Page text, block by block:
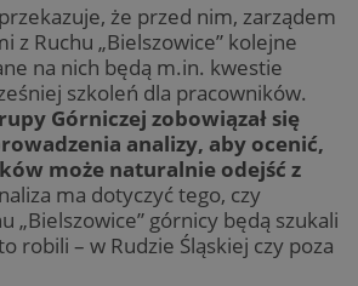
że przed nim, zarządem
z Ruchu „Bielszowice” kolejne
na nich będą m.in. kwestie
szkoleń dla pracowników.
Górniczej zobowiązał się
analizy, aby ocenić,
może naturalnie odejść z
ma dotyczyć tego, czy
„Bielszowice” górnicy będą szukali
robili – w Rudzie Śląskiej czy poza